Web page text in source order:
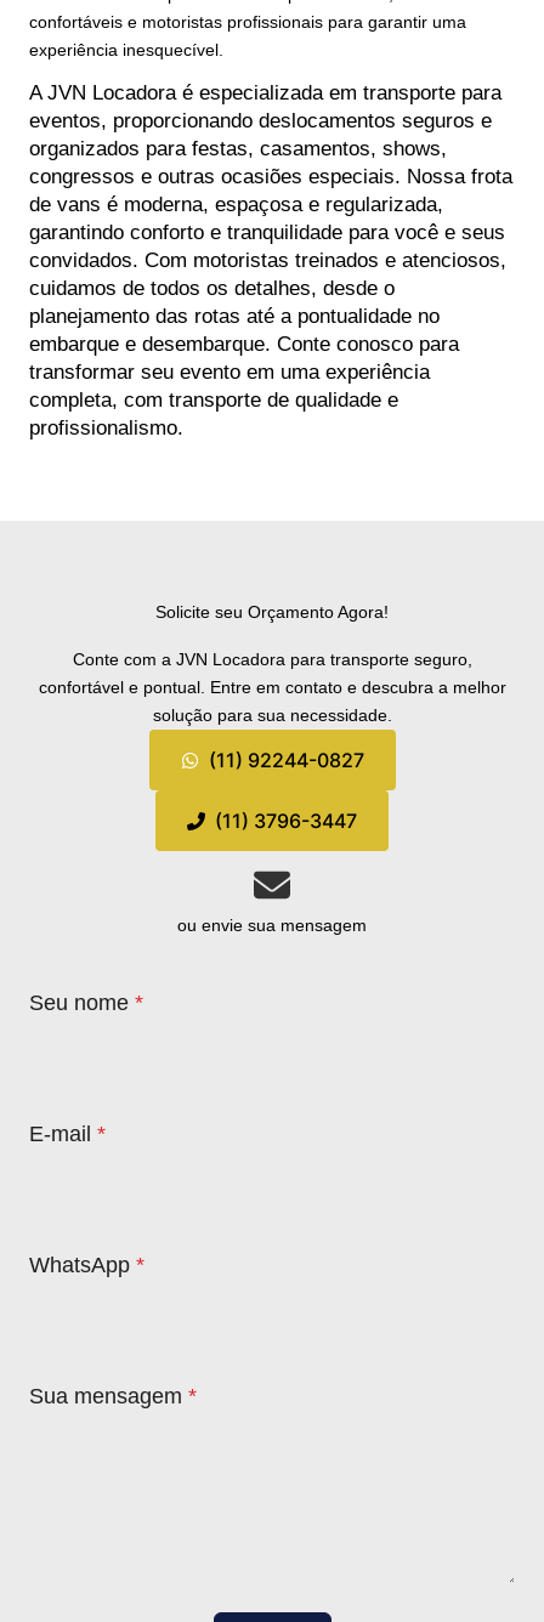
confortáveis e motoristas profissionais para garantir uma
experiência inesquecível.
A JVN Locadora é especializada em transporte para
eventos, proporcionando deslocamentos seguros e
organizados para festas, casamentos, shows,
congressos e outras ocasiões especiais. Nossa frota
de vans é moderna, espaçosa e regularizada,
garantindo conforto e tranquilidade para você e seus
convidados. Com motoristas treinados e atenciosos,
cuidamos de todos os detalhes, desde o
planejamento das rotas até a pontualidade no
embarque e desembarque. Conte conosco para
transformar seu evento em uma experiência
completa, com transporte de qualidade e
profissionalismo.
Solicite seu Orçamento Agora!
Conte com a JVN Locadora para transporte seguro,
confortável e pontual. Entre em contato e descubra a melhor
solução para sua necessidade.
(11) 92244-0827
(11) 3796-3447
ou envie sua mensagem
Seu nome *
E-mail *
WhatsApp *
Sua mensagem *